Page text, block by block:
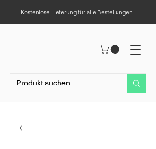
Kostenlose Lieferung für alle Bestellungen